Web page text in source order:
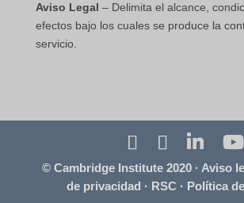
Aviso Legal – Delimita el alcance,
efectos bajo los cuales se produce la
servicio.
© Cambridge Institute 2020 · Aviso
de privacidad · RSC · Política